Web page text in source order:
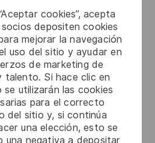
cookies”, acepta
depositen cookies
mejorar la navegación
uso del sitio y ayudar en
de marketing de
talento. Si hace clic en
se utilizarán las cookies
para el correcto
del sitio y, si continúa
una elección, esto se
una negativa a depositar
working at Thales